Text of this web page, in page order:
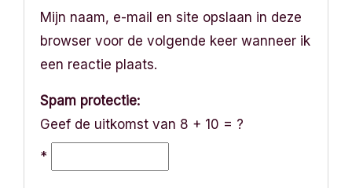
Mijn naam, e-mail en site opslaan in deze
browser voor de volgende keer wanneer ik
een reactie plaats.
Spam protectie:
Geef de uitkomst van 8 + 10 = ?
*